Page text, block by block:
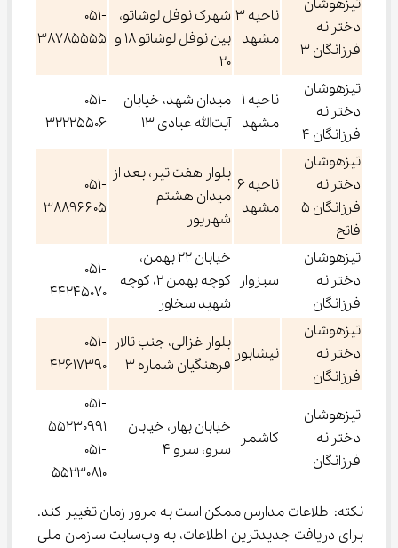
تیزهوشان
دخترانه
فرزانگان 3
ناحیه 3
مشهد
شهرک نوفل لوشاتو،
بین نوفل لوشاتو 18 و
20
051-
38785555
تیزهوشان
دخترانه
فرزانگان 4
ناحیه 1
مشهد
میدان شهد، خیابان
آیت‌الله عبادی 13
051-
32225506
تیزهوشان
دخترانه
فرزانگان 5
فاتح
ناحیه 6
مشهد
بلوار هفت تیر، بعد از
میدان هشتم
شهریور
051-
38896605
تیزهوشان
دخترانه
فرزانگان
سبزوار
خیابان 22 بهمن،
کوچه بهمن 2، کوچه
شهید سخاور
051-
44245070
تیزهوشان
دخترانه
فرزانگان
نیشابور
بلوار غزالی، جنب تالار
فرهنگیان شماره 3
051-
42617390
تیزهوشان
دخترانه
فرزانگان
کاشمر
خیابان بهار، خیابان
سرو، سرو 4
051-
55230991
051-
55230810
نکته: اطلاعات مدارس ممکن است به مرور زمان تغییر کند.
برای دریافت جدیدترین اطلاعات، به وب‌سایت سازمان ملی